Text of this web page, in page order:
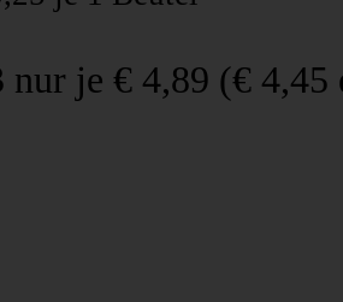
nur je € 4,89 (€ 4,45